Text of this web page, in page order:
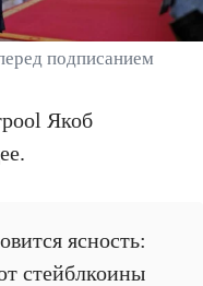
подписанием
Якоб
ясность:
стейблкоины